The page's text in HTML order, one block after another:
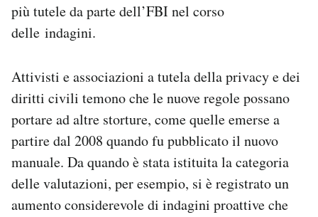
più tutele da parte dell’FBI nel corso
delle indagini.
Attivisti e associazioni a tutela della privacy e dei
diritti civili temono che le nuove regole possano
portare ad altre storture, come quelle emerse a
partire dal 2008 quando fu pubblicato il nuovo
manuale. Da quando è stata istituita la categoria
delle valutazioni, per esempio, si è registrato un
aumento considerevole di indagini proattive che